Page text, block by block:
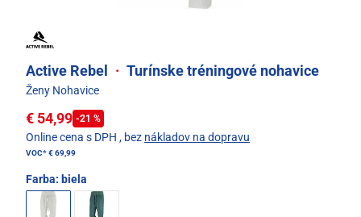
Active Rebel · Turínske tréningové nohavice
Ženy Nohavice
€ 54,99 -21 %
Online cena s DPH , bez nákladov na dopravu
VOC*€ 69,99
Farba: biela